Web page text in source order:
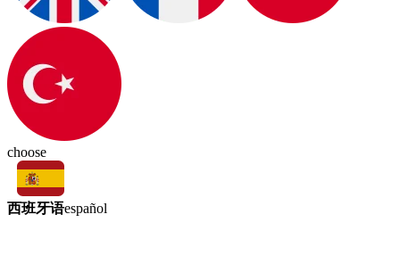
choose
西班牙语español